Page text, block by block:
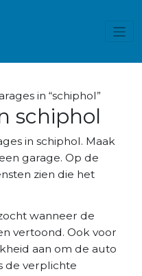
in “schiphol”
schiphol
in schiphol. Maak
garage. Op de
zien die het
wanneer de
vertoond. Ook voor
aan om de auto
de verplichte